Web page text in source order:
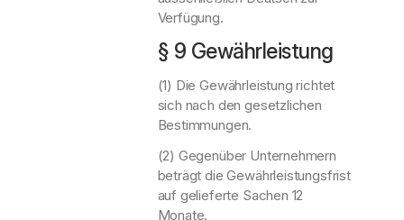
Verfügung.
§ 9 Gewährleistung
(1) Die Gewährleistung richtet
sich nach den gesetzlichen
Bestimmungen.
(2) Gegenüber Unternehmern
beträgt die Gewährleistungsfrist
auf gelieferte Sachen 12
Monate.